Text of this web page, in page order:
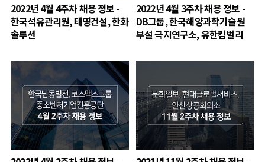
2022년 4월 4주차 채용 정보 -
한국석유관리원, 태영건설, 한화
솔루션
2022년 4월 3주차 채용 정보 -
DB그룹, 한국해양과학기술원
부설 극지연구소, 유한킴벌리